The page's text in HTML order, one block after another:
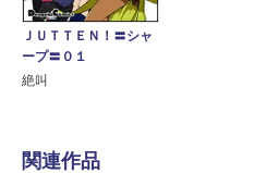
ＪＵＴＴＥＮ！〓シャ
ープ〓０１
絶叫
関連作品